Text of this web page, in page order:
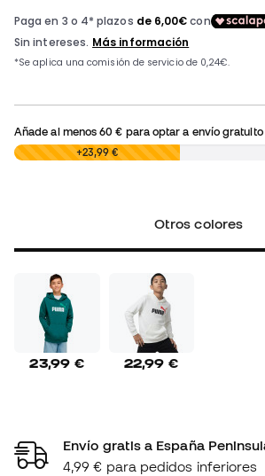
Añade al menos60 € para optar a envío gratuito
0,00 € +23,99 €
Otros colores
23,99 € 22,99 €
Envío gratis a España
4,99 € para pedidos inferiores